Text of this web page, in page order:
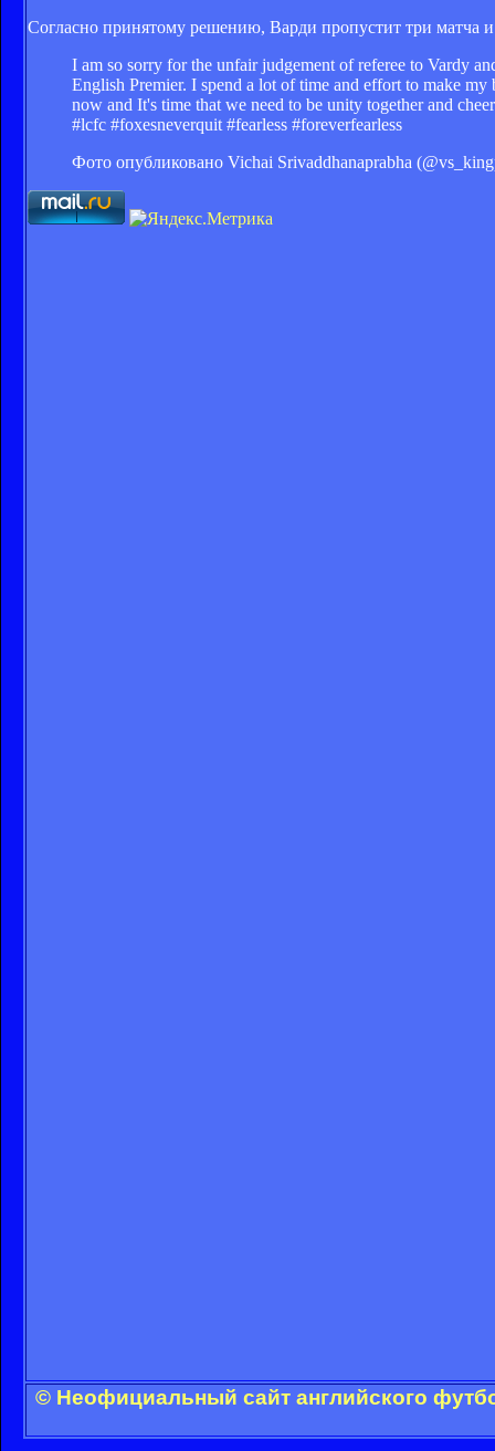
Согласно принятому решению, Варди пропустит три
I am so sorry for the unfair judgement of referee to Vardy
English Premier. I spend a lot of time and effort to make
now and It's time that we need to be unity together and
#lcfc #foxesneverquit #fearless #foreverfearless
Фото опубликовано Vichai Srivaddhanaprabha
© Неофициальный сайт английского